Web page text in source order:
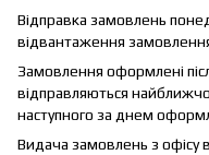
Відправка замовлень
відвантаження
Замовлення оформлені
відправляються
наступного за днем
Видача замовлень з офісу